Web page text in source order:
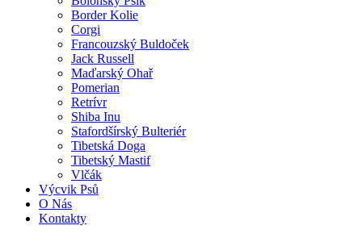
Border Kolie
Corgi
Francouzský Buldoček
Jack Russell
Maďarský Ohař
Pomerian
Retrívr
Shiba Inu
Stafordšírský Bulteriér
Tibetská Doga
Tibetský Mastif
Vlčák
Výcvik Psů
O Nás
Kontakty